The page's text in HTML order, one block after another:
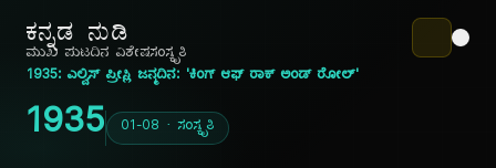
ಕನ್ನಡ ನುಡಿ
ಮುಖ ಪುಟದಿನ ವಿಶೇಷಸಂಸ್ಕೃತಿ
1935: ಎಲ್ವಿಸ್ ಪ್ರೀಸ್ಲಿ ಜನ್ಮದಿನ: 'ಕಿಂಗ್ ಆಫ್ ರಾಕ್ ಅಂಡ್ ರೋಲ್'
1935 01-08 · ಸಂಸ್ಕೃತಿ